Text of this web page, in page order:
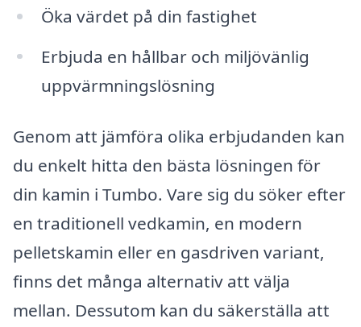
Öka värdet på din fastighet
Erbjuda en hållbar och miljövänlig
uppvärmningslösning
Genom att jämföra olika erbjudanden kan
du enkelt hitta den bästa lösningen för
din kamin i Tumbo. Vare sig du söker efter
en traditionell vedkamin, en modern
pelletskamin eller en gasdriven variant,
finns det många alternativ att välja
mellan. Dessutom kan du säkerställa att